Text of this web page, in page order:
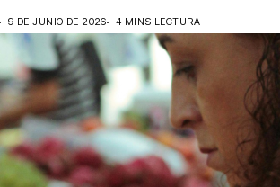
9 DE JUNIO DE 2026 4 MINS LECTURA